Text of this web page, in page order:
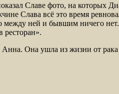
Славе фото, на которых
Слава всё это время
между ней и бывшим ничего
ресторан».
Она ушла из жизни от рака